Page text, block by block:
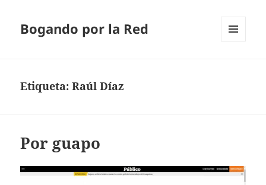
Bogando por la Red
Etiqueta:Raúl Díaz
Por guapo